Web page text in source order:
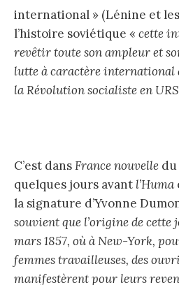
international » (Lénine et
l’histoire soviétique « cette
revêtir toute son ampleur et
lutte à caractère international
la Révolution socialiste en
C’est dansFrance nouvelle du
quelques jours avant l’Huma
la signature d’Yvonne
souvient que l’origine de cette
mars 1857, où à New-York,
femmes travailleuses, des
manifestèrent pour leurs